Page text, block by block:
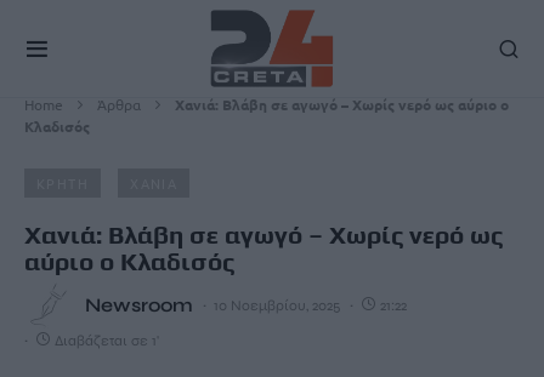
Home Άρθρα
Χανιά: Βλάβη σε αγωγό – Χωρίς νερό ως αύριο ο
Κλαδισός
Χανιά: Βλάβη σε αγωγό – Χωρίς νερό ως
αύριο ο Κλαδισός
Newsroom 10 Νοεμβρίου, 2025 21:22
Διαβάζεται σε 1'